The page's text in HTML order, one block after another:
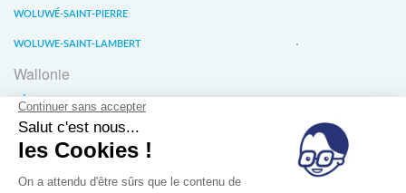
WOLUWÉ-SAINT-PIERRE
WOLUWE-SAINT-LAMBERT
Wallonie
LIÈGE
WATERLOO
WAVRE